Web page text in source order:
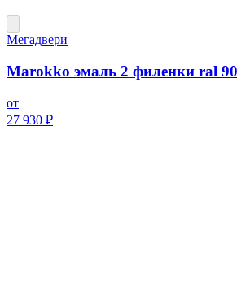
Мегадвери
Marokko эмаль 2 филенки ral
от
27 930 ₽